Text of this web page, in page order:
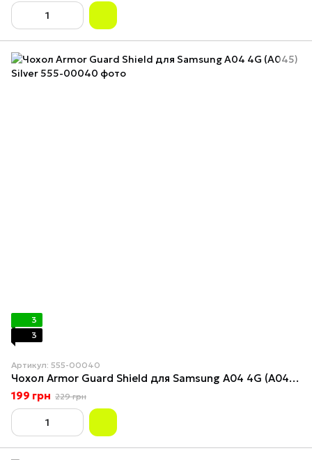
3
3
Артикул: 555-00040
Чохол Armor Guard Shield для Samsung A04 4G (A045) Silver
199 грн 229 грн